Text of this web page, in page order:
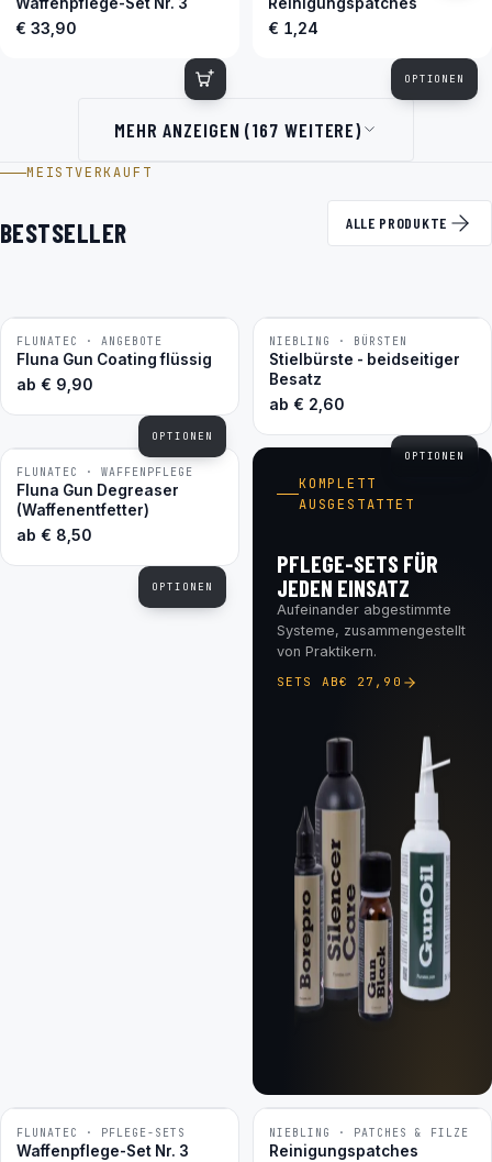
€ 33,90 € 1,24
OPTIONEN
MEHR ANZEIGEN (167 WEITERE)
MEISTVERKAUFT
BESTSELLER ALLE PRODUKTE
BESTSELLER
FLUNATEC · ANGEBOTE
Fluna Gun Coating flüssig
ab € 9,90
OPTIONEN
BESTSELLER
NIEBLING · BÜRSTEN
Stielbürste - beidseitiger
Besatz
ab € 2,60
OPTIONEN
BESTSELLER
FLUNATEC · WAFFENPFLEGE
Fluna Gun Degreaser
(Waffenentfetter)
ab € 8,50
OPTIONEN
KOMPLETT
AUSGESTATTET
PFLEGE-SETS FÜR
JEDEN EINSATZ
Aufeinander abgestimmte
Systeme, zusammengestellt
von Praktikern.
SETS AB€ 27,90
BESTSELLER
FLUNATEC · PFLEGE-SETS
Waffenpflege-Set Nr. 3
BESTSELLER
NIEBLING · PATCHES & FILZE
Reinigungspatches